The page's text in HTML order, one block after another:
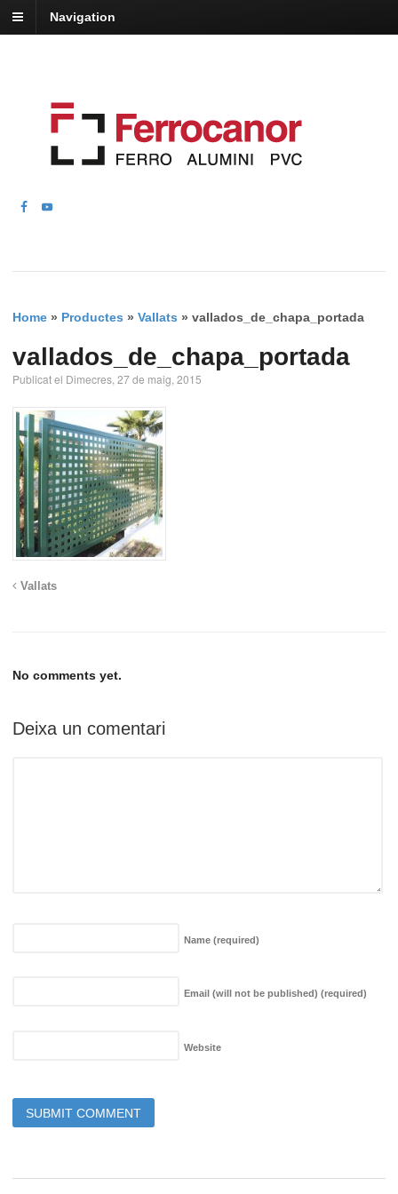
Navigation
Home » Productes » Vallats » vallados_de_chapa_portada
vallados_de_chapa_portada
Publicat el Dimecres, 27 de maig, 2015
Vallats
No comments yet.
Deixa un comentari
Name (required)
Email (will not be published) (required)
Website